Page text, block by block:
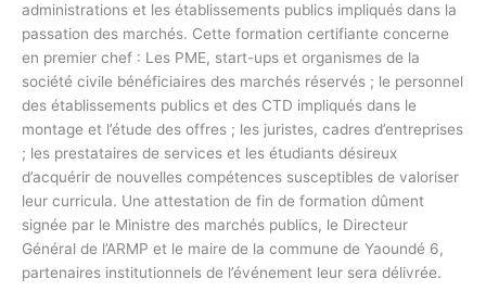
administrations et les établissements publics impliqués dans la
passation des marchés. Cette formation certifiante concerne
en premier chef : Les PME, start-ups et organismes de la
société civile bénéficiaires des marchés réservés ; le personnel
des établissements publics et des CTD impliqués dans le
montage et l’étude des offres ; les juristes, cadres d’entreprises
; les prestataires de services et les étudiants désireux
d’acquérir de nouvelles compétences susceptibles de valoriser
leur curricula. Une attestation de fin de formation dûment
signée par le Ministre des marchés publics, le Directeur
Général de l’ARMP et le maire de la commune de Yaoundé 6,
partenaires institutionnels de l’événement leur sera délivrée.